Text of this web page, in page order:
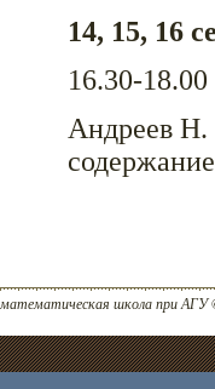
14, 15, 16
16.30-18.00
Андреев
математическая школа при АГУ